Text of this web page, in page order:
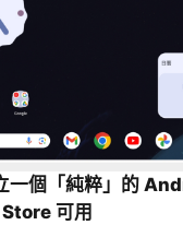
一個「純粹」的
可用